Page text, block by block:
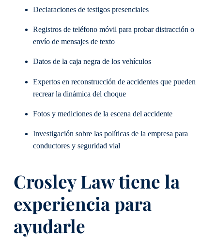
Declaraciones de testigos presenciales
Registros de teléfono móvil para probar distracción o
envío de mensajes de texto
Datos de la caja negra de los vehículos
Expertos en reconstrucción de accidentes que pueden
recrear la dinámica del choque
Fotos y mediciones de la escena del accidente
Investigación sobre las políticas de la empresa para
conductores y seguridad vial
Crosley Law tiene la
experiencia para
ayudarle